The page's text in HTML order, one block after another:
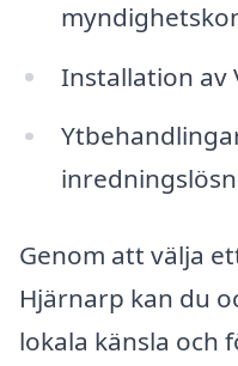
Installation av
Genom att välja
Hjärnarp kan du
lokala känsla och